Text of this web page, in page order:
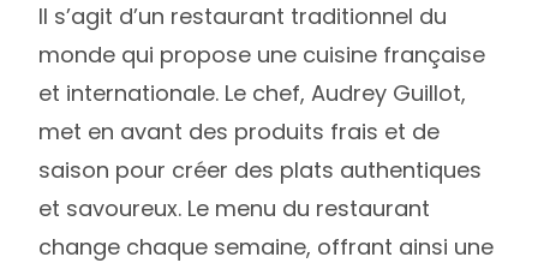
Il s’agit d’un restaurant traditionnel du
monde qui propose une cuisine française
et internationale. Le chef, Audrey Guillot,
met en avant des produits frais et de
saison pour créer des plats authentiques
et savoureux. Le menu du restaurant
change chaque semaine, offrant ainsi une